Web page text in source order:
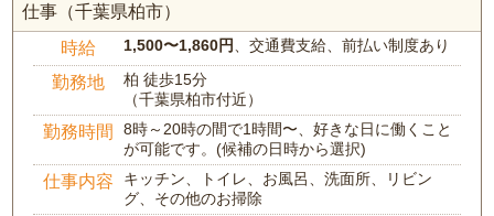
仕事（千葉県柏市）
時給 1,500〜1,860円、交通費支給、前払い制度あり
勤務地
柏 徒歩15分
（千葉県柏市付近）
勤務時間
8時～20時の間で1時間〜、好きな日に働くこと
が可能です。(候補の日時から選択)
仕事内容
キッチン、トイレ、お風呂、洗面所、リビン
グ、その他のお掃除